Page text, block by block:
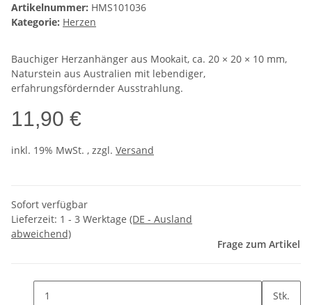
Artikelnummer: HMS101036
Kategorie: Herzen
Bauchiger Herzanhänger aus Mookait, ca. 20 × 20 × 10 mm,
Naturstein aus Australien mit lebendiger,
erfahrungsfördernder Ausstrahlung.
11,90 €
inkl. 19% MwSt. , zzgl. Versand
Sofort verfügbar
Lieferzeit: 1 - 3 Werktage (DE - Ausland
abweichend)
Frage zum Artikel
Stk.